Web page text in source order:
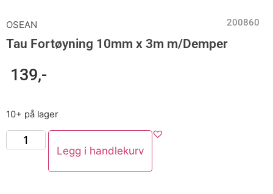
OSEAN 200860
Tau Fortøyning 10mm x 3m m/Demper
139,-
10+ på lager
Legg i handlekurv